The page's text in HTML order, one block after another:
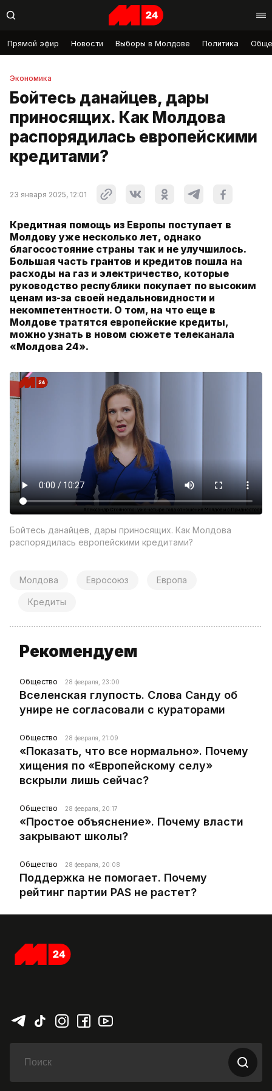
Прямой эфир Новости Выборы в Молдове Политика
Экономика
Бойтесь данайцев, дары
приносящих. Как Молдова
распорядилась европейскими
кредитами?
23 января 2025, 12:01
Кредитная помощь из Европы поступает в
Молдову уже несколько лет, однако
благосостояние страны так и не улучшилось.
Большая часть грантов и кредитов пошла на
расходы на газ и электричество, которые
руководство республики покупает по высоким
ценам из-за своей недальновидности и
некомпетентности. О том, на что еще в
Молдове тратятся европейские кредиты,
можно узнать в новом сюжете телеканала
«Молдова 24».
Бойтесь данайцев, дары приносящих. Как Молдова
распорядилась европейскими кредитами?
Молдова Евросоюз Европа
Кредиты
Рекомендуем
Общество 28 февраля, 23:00
Вселенская глупость. Слова Санду об
унире не согласовали с кураторами
Общество 28 февраля, 21:09
«Показать, что все нормально». Почему
хищения по «Европейскому селу»
вскрыли лишь сейчас?
Общество 28 февраля, 20:17
«Простое объяснение». Почему власти
закрывают школы?
Общество 28 февраля, 20:08
Поддержка не помогает. Почему
рейтинг партии PAS не растет?